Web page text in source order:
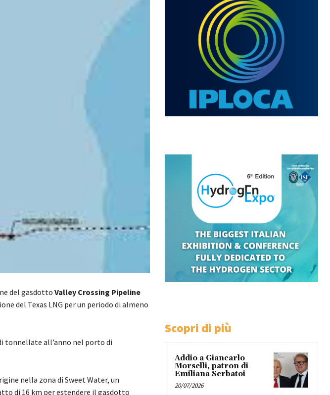
del gasdotto Valley Crossing Pipeline
del Texas LNG per un periodo di almeno
tonnellate all’anno nel porto di
nella zona di Sweet Water, un
di 16 km per estendere il gasdotto
Scopri di più
Addio a Giancarlo
Morselli, patron di
Emiliana Serbatoi
20/07/2026